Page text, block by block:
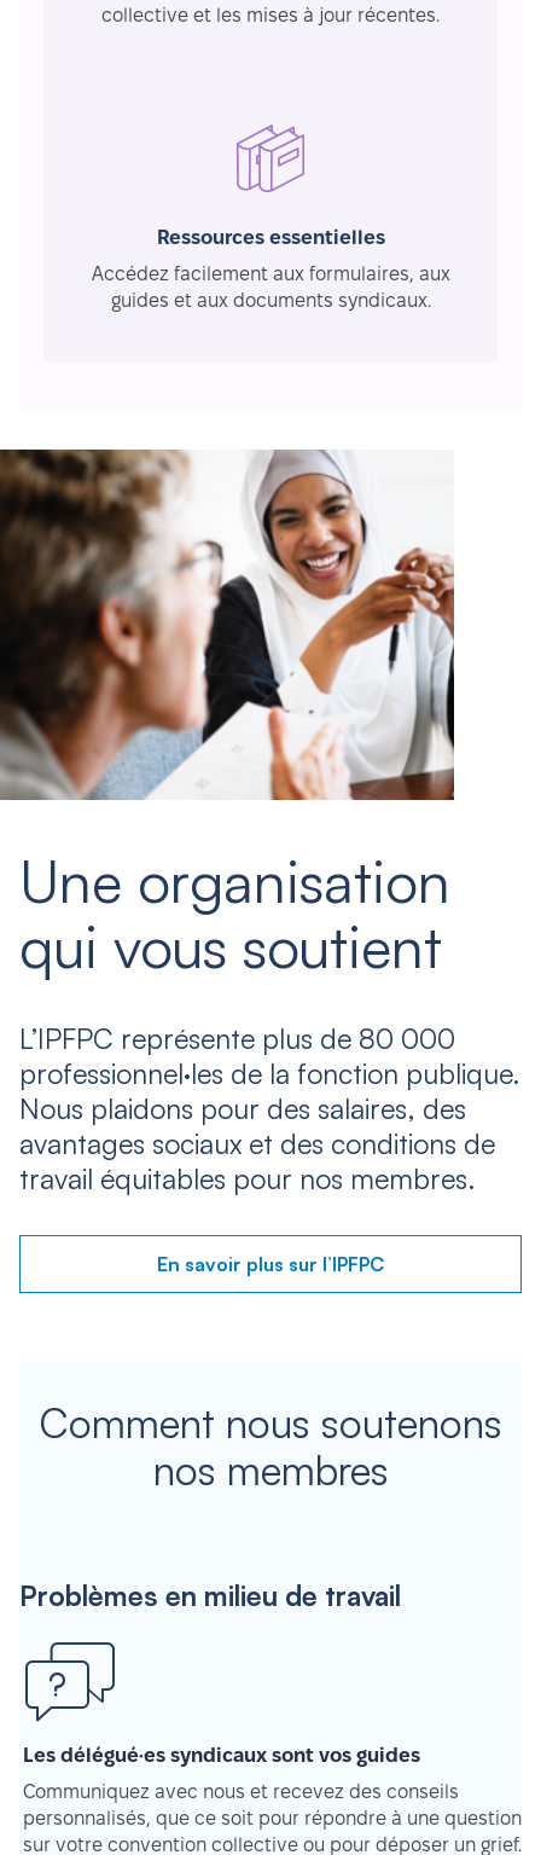
collective et les mises à jour récentes.
Ressources essentielles
Accédez facilement aux formulaires, aux
guides et aux documents syndicaux.
Une organisation
qui vous soutient
L’IPFPC représente plus de 80 000
professionnel·les de la fonction publique.
Nous plaidons pour des salaires, des
avantages sociaux et des conditions de
travail équitables pour nos membres.
En savoir plus sur l’IPFPC
Comment nous soutenons
nos membres
Problèmes en milieu de travail
Les délégué·es syndicaux sont vos guides
Communiquez avec nous et recevez des conseils
personnalisés, que ce soit pour répondre à une question
sur votre convention collective ou pour déposer un grief.